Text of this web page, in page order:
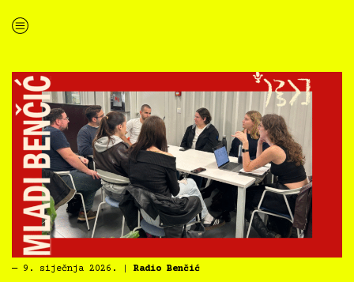
“Inkluzivni obilazak riječke kazališne Galerije”
― 9. siječnja 2026. Radio Benčić